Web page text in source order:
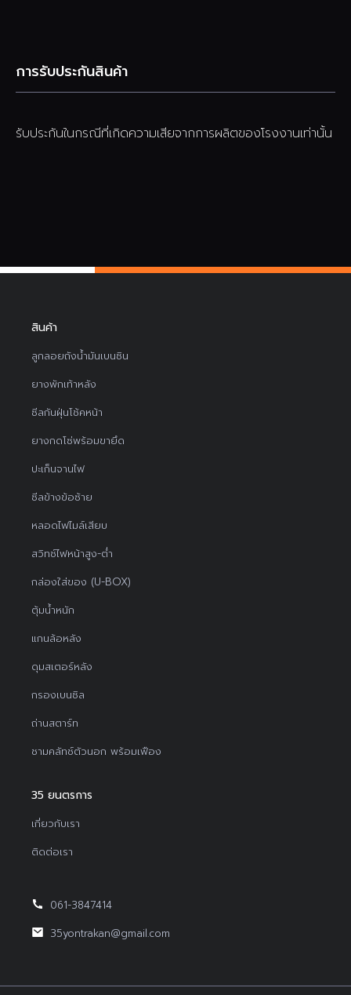
การรับประกันสินค้า
รับประกันในกรณีที่เกิดความเสียจากการผลิตของโรงงานเท่านั้น
สินค้า
ลูกลอยถังน้ำมันเบนซิน
ยางพักเท้าหลัง
ซีลกันฝุ่นโช้คหน้า
ยางกดโซ่พร้อมขายึด
ปะเก็นจานไฟ
ซีลข้างข้อซ้าย
หลอดไฟไมล์เสียบ
สวิทช์ไฟหน้าสูง-ต่ำ
กล่องใส่ของ (U-BOX)
ตุ้มน้ำหนัก
แกนล้อหลัง
ดุมสเตอร์หลัง
กรองเบนซิล
ถ่านสตาร์ท
ชามคลัทช์ตัวนอก พร้อมเฟือง
35 ยนตรการ
เกี่ยวกับเรา
ติดต่อเรา
061-3847414
35yontrakan@gmail.com